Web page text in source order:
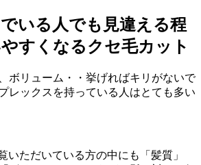
いる人でも見違える程
すくなるクセ毛カット
ボリューム・・挙げればキリがないで
レックスを持っている人はとても多い
いただいている方の中にも「髪質」